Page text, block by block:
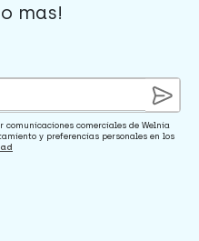
mas!
comerciales de Welnia
y preferencias personales en los